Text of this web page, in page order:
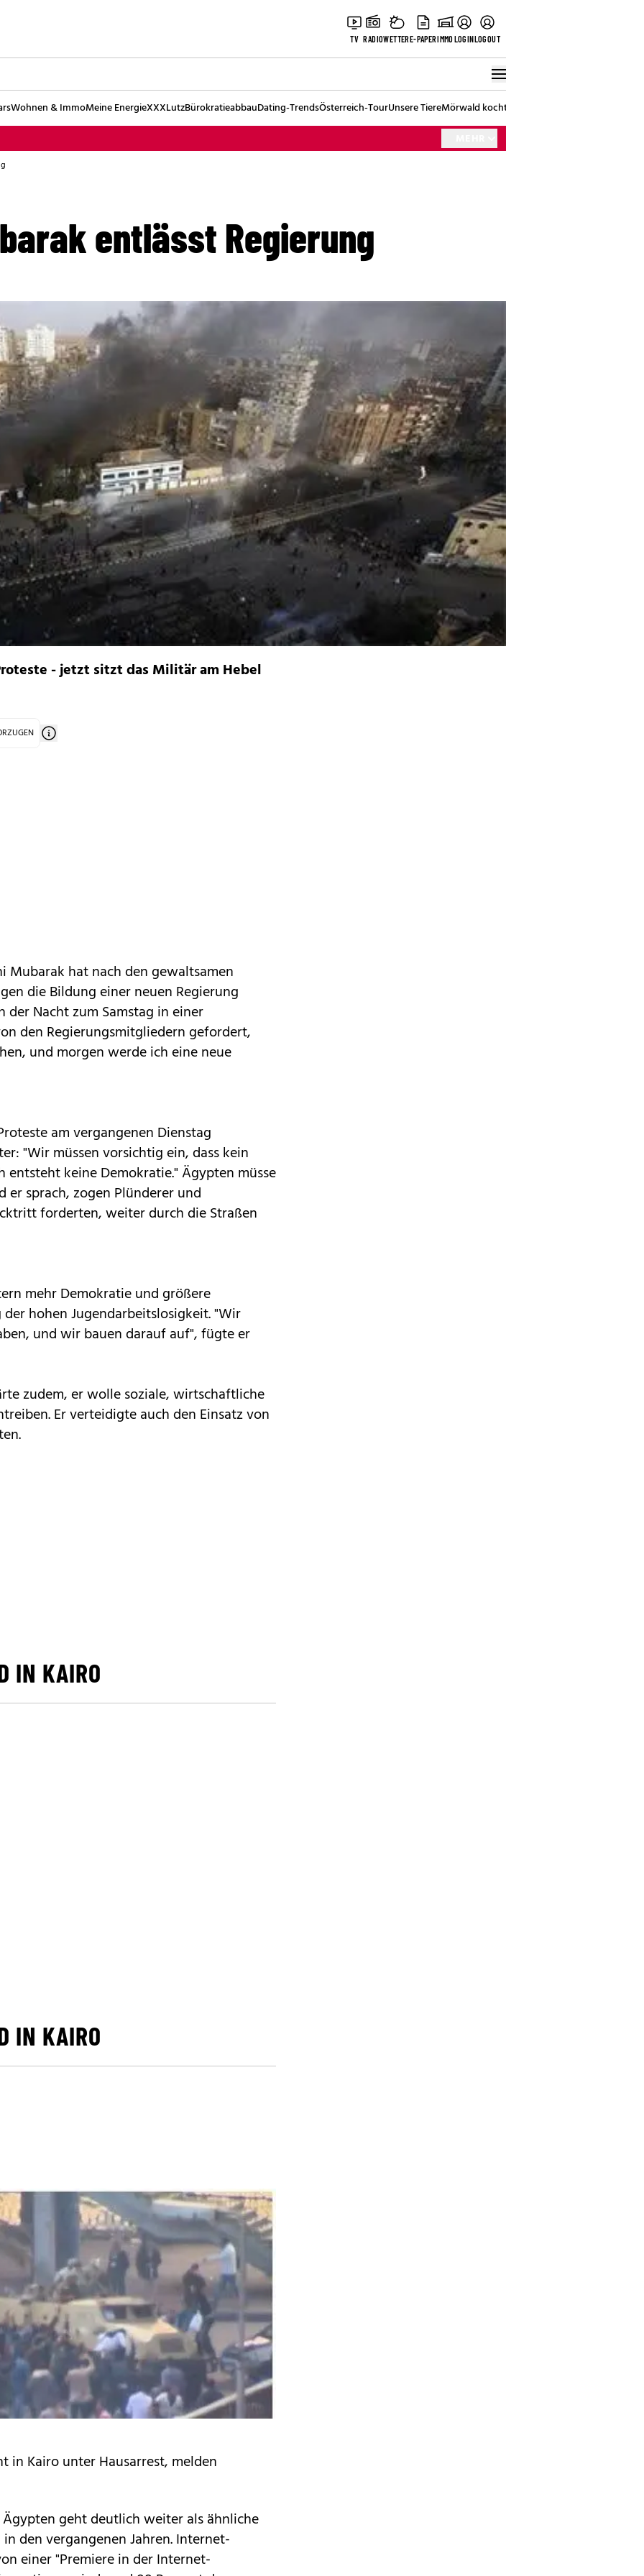
TV RADIOWETTERE-PAPERIMMOLOGINLOGOUT
Wohnen & ImmoMeine EnergieXXXLutzBürokratieabbauDating-TrendsÖsterreich-TourUnsere TiereMörwald kocht
entlässt Regierung
- jetzt sitzt das Militär am Hebel
Mubarak hat nach den gewaltsamen
die Bildung einer neuen Regierung
Nacht zum Samstag in einer
den Regierungsmitgliedern gefordert,
und morgen werde ich eine neue
am vergangenen Dienstag
"Wir müssen vorsichtig ein, dass kein
entsteht keine Demokratie." Ägypten müsse
er sprach, zogen Plünderer und
forderten, weiter durch die Straßen
mehr Demokratie und größere
hohen Jugendarbeitslosigkeit. "Wir
und wir bauen darauf auf", fügte er
zudem, er wolle soziale, wirtschaftliche
Er verteidigte auch den Einsatz von
IN KAIRO
IN KAIRO
in Kairo unter Hausarrest, melden
geht deutlich weiter als ähnliche
den vergangenen Jahren. Internet-
einer "Premiere in der Internet-